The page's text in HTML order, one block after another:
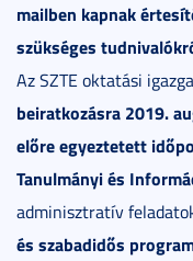
mailben kapnak
szükséges
Az SZTE oktatási
beiratkozásra 2019.
előre egyeztetett
Tanulmányi és
adminisztratív
és szabadidős